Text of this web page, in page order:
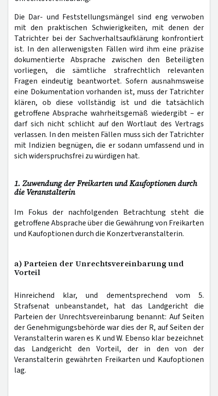
Die Dar- und Feststellungsmängel sind eng verwoben
mit den praktischen Schwierigkeiten, mit denen der
Tatrichter bei der Sachverhaltsaufklärung konfrontiert
ist. In den allerwenigsten Fällen wird ihm eine präzise
dokumentierte Absprache zwischen den Beteiligten
vorliegen, die sämtliche strafrechtlich relevanten
Fragen eindeutig beantwortet. Sofern ausnahmsweise
eine Dokumentation vorhanden ist, muss der Tatrichter
klären, ob diese vollständig ist und die tatsächlich
getroffene Absprache wahrheitsgemäß wiedergibt – er
darf sich nicht schlicht auf den Wortlaut des Vertrags
verlassen. In den meisten Fällen muss sich der Tatrichter
mit Indizien begnügen, die er sodann umfassend und in
sich widerspruchsfrei zu würdigen hat.
1. Zuwendung der Freikarten und Kaufoptionen durch
die Veranstalterin
Im Fokus der nachfolgenden Betrachtung steht die
getroffene Absprache über die Gewährung von Freikarten
und Kaufoptionen durch die Konzertveranstalterin.
a) Parteien der Unrechtsvereinbarung und
Vorteil
Hinreichend klar, und dementsprechend vom 5.
Strafsenat unbeanstandet, hat das Landgericht die
Parteien der Unrechtsvereinbarung benannt: Auf Seiten
der Genehmigungsbehörde war dies der R, auf Seiten der
Veranstalterin waren es K und W. Ebenso klar bezeichnet
das Landgericht den Vorteil, der in den von der
Veranstalterin gewährten Freikarten und Kaufoptionen
lag.